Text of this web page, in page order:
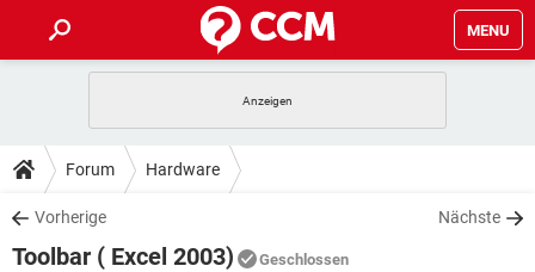
MENU
ANDROID
WINDOWS 10
WHATSAPP TIKTOK
TIPPS & TRICKS
SPIELE
DOWNLOADS
SPIELE STREAMING
Forum Hardware
Vorherige Nächste
Toolbar ( Excel 2003) Geschlossen